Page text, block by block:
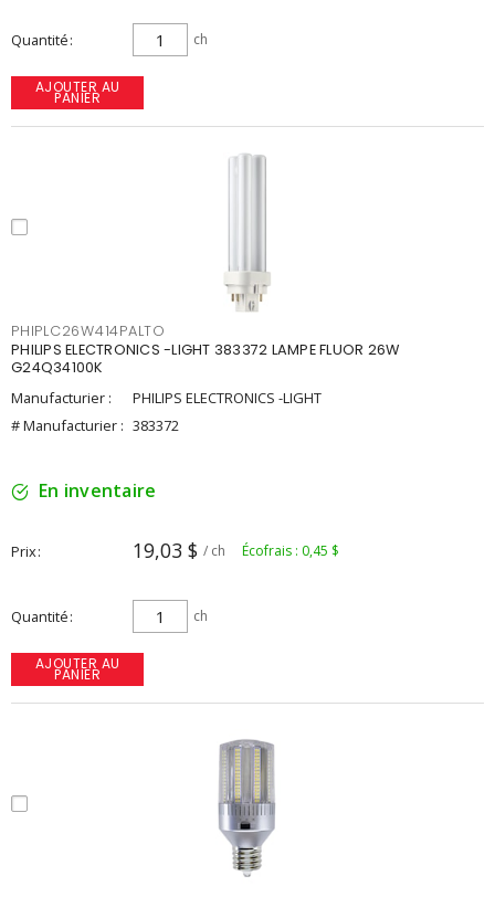
Quantité ch
AJOUTER AU
PANIER
PHIPLC26W414PALTO
PHILIPS ELECTRONICS -LIGHT 383372 LAMPE FLUOR 26W
G24Q34100K
Manufacturier :
PHILIPS ELECTRONICS -LIGHT
# Manufacturier : 383372
En inventaire
Prix 19,03 $ / ch Écofrais : 0,45 $
Quantité ch
AJOUTER AU
PANIER